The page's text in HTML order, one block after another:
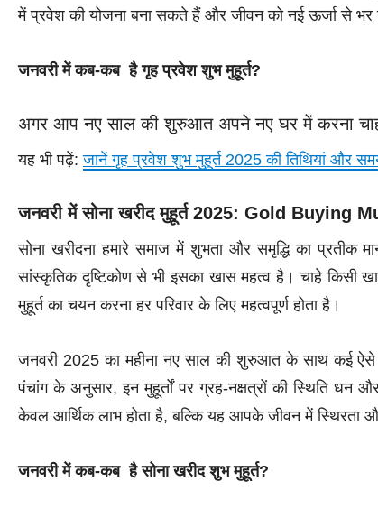
में प्रवेश की योजना बना सकते हैं और जीवन को नई ऊर्जा से
जनवरी में कब-कब हैगृह प्रवेशशुभ मुहूर्त?
अगर आप नए साल की शुरुआत अपने नए घर में करना
यह भी पढ़ें:जानें गृह प्रवेश शुभ मुहूर्त 2025 की तिथियां और
जनवरी में सोना खरीद मुहूर्त 2025: Gold Buying
सोना खरीदना हमारे समाज में शुभता और समृद्धि का प्रतीक
सांस्कृतिक दृष्टिकोण से भी इसका खास महत्व है। चाहे किसी
मुहूर्त का चयन करना हर परिवार के लिए महत्वपूर्ण होता है।
जनवरी 2025 का महीना नए साल की शुरुआत के साथ कई ऐसे
पंचांग के अनुसार, इन मुहूर्तों पर ग्रह-नक्षत्रों की स्थिति धन
केवल आर्थिक लाभ होता है, बल्कि यह आपके जीवन में स्थिरता
जनवरी में कब-कब है सोना खरीदशुभ मुहूर्त?